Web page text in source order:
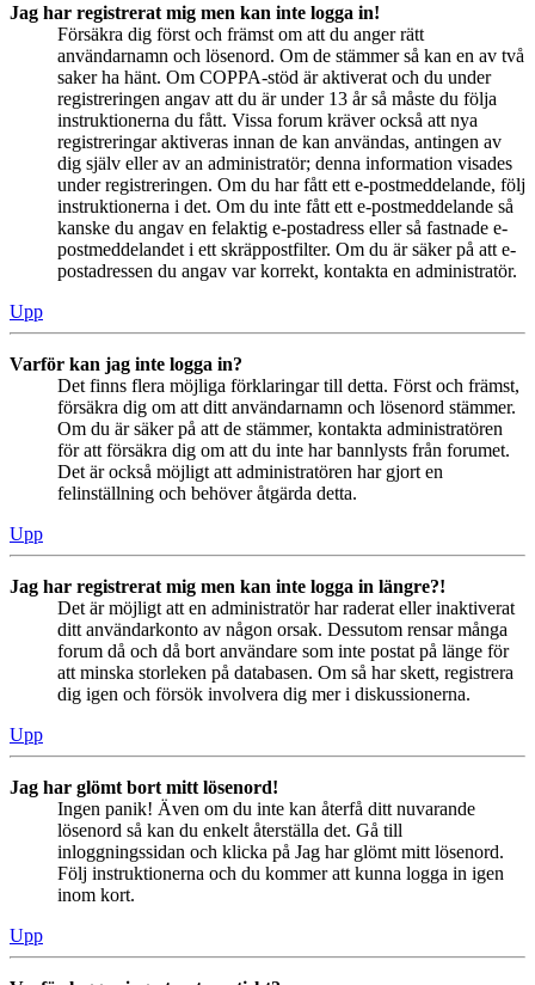
Jag har registrerat mig men kan inte logga in!
Försäkra dig först och främst om att du anger rätt
användarnamn och lösenord. Om de stämmer så kan en av två
saker ha hänt. Om COPPA-stöd är aktiverat och du under
registreringen angav att du är under 13 år så måste du följa
instruktionerna du fått. Vissa forum kräver också att nya
registreringar aktiveras innan de kan användas, antingen av
dig själv eller av an administratör; denna information visades
under registreringen. Om du har fått ett e-postmeddelande, följ
instruktionerna i det. Om du inte fått ett e-postmeddelande så
kanske du angav en felaktig e-postadress eller så fastnade e-
postmeddelandet i ett skräppostfilter. Om du är säker på att e-
postadressen du angav var korrekt, kontakta en administratör.
Upp
Varför kan jag inte logga in?
Det finns flera möjliga förklaringar till detta. Först och främst,
försäkra dig om att ditt användarnamn och lösenord stämmer.
Om du är säker på att de stämmer, kontakta administratören
för att försäkra dig om att du inte har bannlysts från forumet.
Det är också möjligt att administratören har gjort en
felinställning och behöver åtgärda detta.
Upp
Jag har registrerat mig men kan inte logga in längre?!
Det är möjligt att en administratör har raderat eller inaktiverat
ditt användarkonto av någon orsak. Dessutom rensar många
forum då och då bort användare som inte postat på länge för
att minska storleken på databasen. Om så har skett, registrera
dig igen och försök involvera dig mer i diskussionerna.
Upp
Jag har glömt bort mitt lösenord!
Ingen panik! Även om du inte kan återfå ditt nuvarande
lösenord så kan du enkelt återställa det. Gå till
inloggningssidan och klicka på Jag har glömt mitt lösenord.
Följ instruktionerna och du kommer att kunna logga in igen
inom kort.
Upp